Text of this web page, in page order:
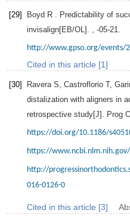
[29] Boyd R . Predictability of
invisalign[EB/OL]. , -05-21.
http://www.gpso.org/events/
Cited in this article [1]
[30] Ravera S Castroflorio T,
distalization with aligners in
retrospective study[J]. Prog
https://doi.org/10.1186/
https://
http://
016-0126-0
Cited in this article [3]